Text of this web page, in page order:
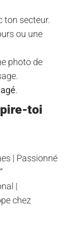
ton secteur.
ou une
photo de
.
toi
| Passionné
|
chez